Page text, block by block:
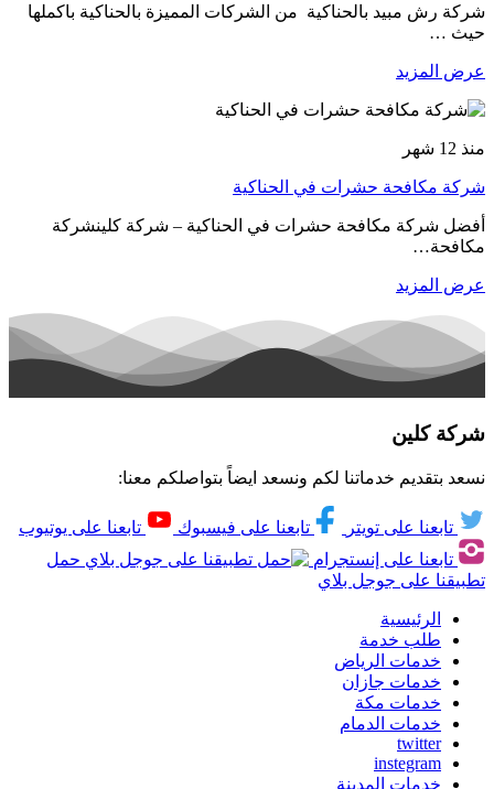
شركة رش مبيد بالحناكية من الشركات المميزة بالحناكية باكملها
حيث …
عرض المزيد
منذ 12 شهر
شركة مكافحة حشرات في الحناكية
أفضل شركة مكافحة حشرات في الحناكية – شركة كلينشركة
مكافحة…
عرض المزيد
شركة كلين
نسعد بتقديم خدماتنا لكم ونسعد ايضاً بتواصلكم معنا:
تابعنا على تويتر تابعنا على فيسبوك
تابعنا على يوتيوب
تابعنا على إنستجرام
حمل
تطبيقنا على جوجل بلاي
الرئيسية
طلب خدمة
خدمات الرياض
خدمات جازان
خدمات مكة
خدمات الدمام
twitter
instegram
خدمات المدينة